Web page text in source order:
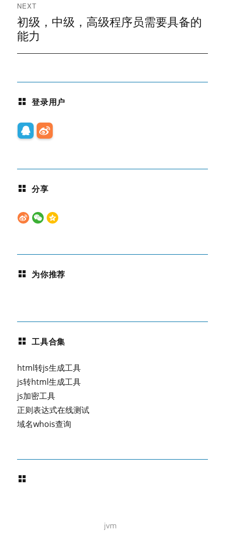
航
NEXT
Next
post:
初级，中级，高级程序员需要具备的
能力
登录用户
分享
为你推荐
工具合集
html转js生成工具
js转html生成工具
js加密工具
正则表达式在线测试
域名whois查询